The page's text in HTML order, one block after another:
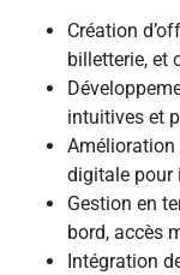
Création
billetterie, et
intuitives et
Amélioration
digitale pour
Gestion en
bord, accès
Intégration